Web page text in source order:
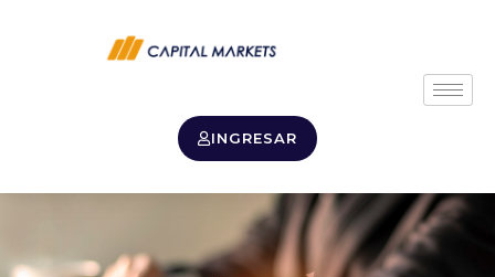
INGRESAR